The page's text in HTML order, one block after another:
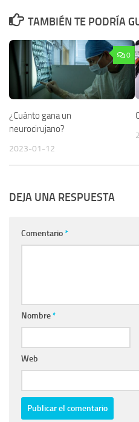
TAMBIÉN TE PODRÍA
0
¿Cuánto gana un
neurocirujano?
2023-01-12
DEJA UNA RESPUESTA
Comentario*
Nombre*
Web